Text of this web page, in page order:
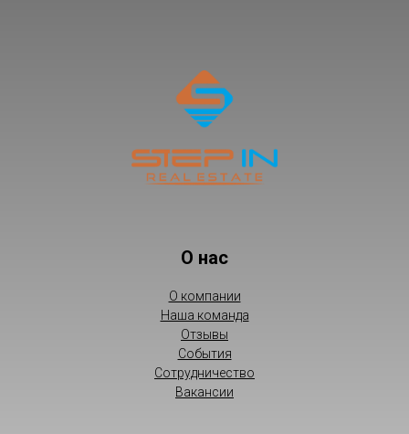
О нас
О компании
Наша команда
Отзывы
События
Сотрудничество
Вакансии